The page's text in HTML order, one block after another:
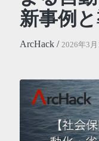
新事例
ArcHack / 2026年3月